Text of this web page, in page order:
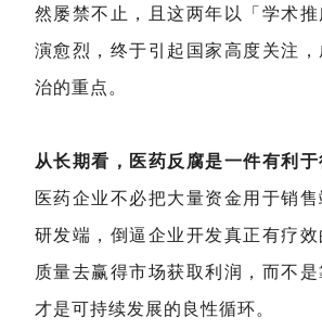
然屡禁不止，且这两年以「学术
演愈烈，终于引起国家高度关注
治的重点。
从长期看，医药反腐是一件有利
医药企业不必把大量资金用于销
研发端，倒逼企业开发真正有疗
质量去赢得市场获取利润，而不
才是可持续发展的良性循环。